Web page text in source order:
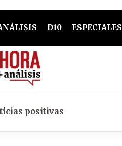
D10 ESPECIALES
positivas